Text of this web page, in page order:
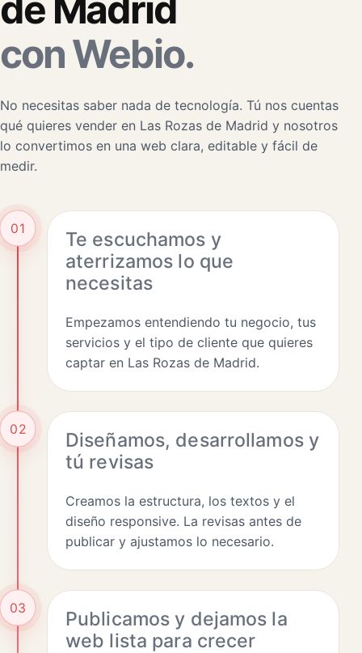
con Webio.
No necesitas saber nada de tecnología. Tú nos cuentas
qué quieres vender en Las Rozas de Madrid y nosotros
lo convertimos en una web clara, editable y fácil de
medir.
01
Te escuchamos y
aterrizamos lo que
necesitas
Empezamos entendiendo tu negocio, tus
servicios y el tipo de cliente que quieres
captar en Las Rozas de Madrid.
02
Diseñamos, desarrollamos y
tú revisas
Creamos la estructura, los textos y el
diseño responsive. La revisas antes de
publicar y ajustamos lo necesario.
03
Publicamos y dejamos la
web lista para crecer